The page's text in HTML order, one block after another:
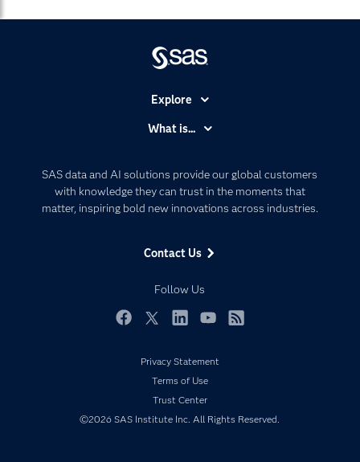
SAS data and AI solutions provide our global customers
with knowledge they can trust in the moments that
matter, inspiring bold new innovations across industries.
Contact Us
Follow Us
Explore
Communities
Company
Developers
Events
My SAS
Newsroom
Products
What is...
Artificial Intelligence
Data Management
Privacy Statement
Terms of Use
Trust Center
©2026 SAS Institute Inc. All Rights Reserved.